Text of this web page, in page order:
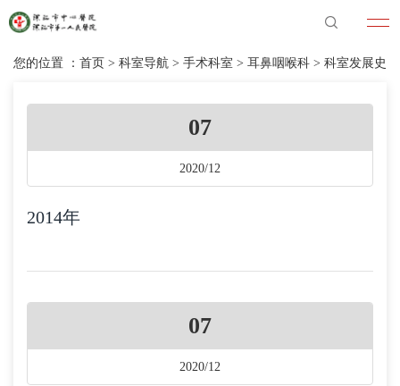
您的位置 ： 首页 > 科室导航 > 手术科室 > 耳鼻咽喉科 > 科室发展史
07
2020/12
2014年
07
2020/12